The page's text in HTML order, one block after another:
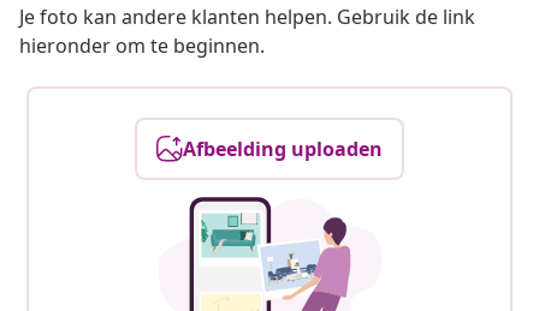
Je foto kan andere klanten helpen. Gebruik de link
hieronder om te beginnen.
Afbeelding uploaden